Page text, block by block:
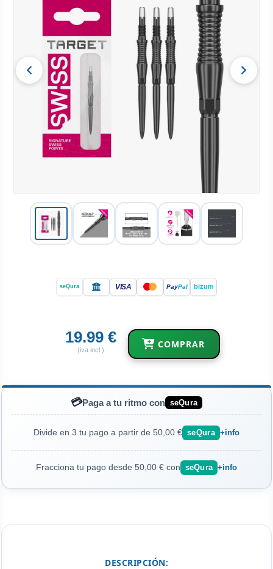
seQura VISA PayPal bizum
19.99 €
(iva incl.) COMPRAR
💳Paga a tu ritmo con seQura
Divide en 3 tu pago a partir de 50,00 € seQura +info
Fracciona tu pago desde 50,00 € con seQura +info
DESCRIPCIÓN: